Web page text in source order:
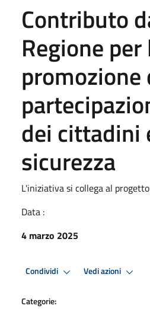
Contributo
Regione per
promozione
dei cittadini
sicurezza
L'iniziativa si collega al
Data :
4 marzo 2025
Condividi Vedi azioni
Categorie: